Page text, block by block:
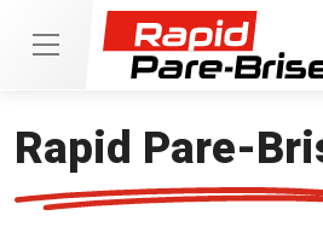
Rapid Pare-